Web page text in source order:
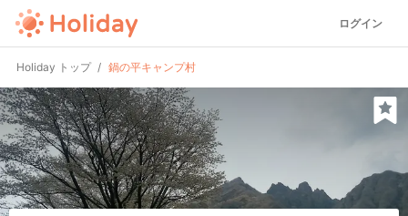
ログイン
Holiday トップ 鍋の平キャンプ村